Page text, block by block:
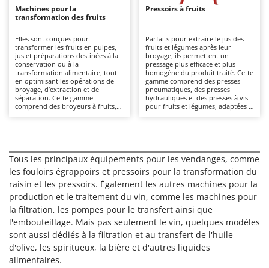
Désherbeurs thermiques et mécaniques
Draineuses
E
Échelles en aluminium
Effaroucheurs d'oiseaux
Effeuilleuses pour olives
Électropompes pour la maison et le jardin
Éleveuses artificielles pour poussins
Enfouisseurs de pierres
Enrouleurs de filets pour olives
Épareuses pour tracteur
Épépineuses
Équipements de protection des voies respiratoires
Bosch
BullMach
C
C.EL.ME.
Calory Forni
Castelgarden
Castellari
Ceccato Olindo
Char-Broil
Classe
Clementi
Cofra
Machines pour la
transformation des fruits
Elles sont conçues pour
transformer les fruits en pulpes,
jus et préparations destinées à la
conservation ou à la
transformation alimentaire, tout
en optimisant les opérations de
broyage, d’extraction et de
séparation. Cette gamme
comprend des broyeurs à fruits,
Pressoirs à fruits
Parfaits pour extraire le jus des
fruits et légumes après leur
broyage, ils permettent un
pressage plus efficace et plus
homogène du produit traité. Cette
gamme comprend des presses
pneumatiques, des presses
hydrauliques et des presses à vis
pour fruits et légumes, adaptées à
Tous les principaux équipements pour les vendanges, comme
les fouloirs égrappoirs et pressoirs pour la transformation du
raisin et les pressoirs. Également les autres machines pour la
production et le traitement du vin, comme les machines pour
la filtration, les pompes pour le transfert ainsi que
l'embouteillage. Mais pas seulement le vin, quelques modèles
sont aussi dédiés à la filtration et au transfert de l'huile
d'olive, les spiritueux, la bière et d'autres liquides
alimentaires.